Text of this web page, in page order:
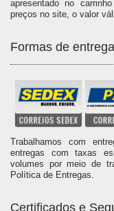
apresentado no
preços no site, o valor
Formas de entrega
Trabalhamos com
entregas com taxas
volumes por meio de
Política de Entregas.
Certificados e